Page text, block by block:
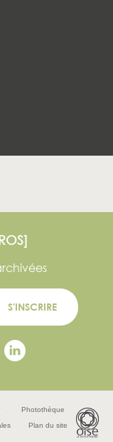
S'INSCRIRE
Photothèque
Plan du site